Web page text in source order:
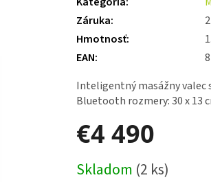
5,0
z 5
hviezdičiek.
Záruka:
Hmotnosť:
EAN:
Inteligentný masážny
Bluetooth rozmery: 30 x 13
€4 490
Jednotková
cena:
Skladom (2 ks)